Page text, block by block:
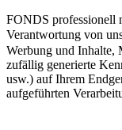
FONDS professionell
Verantwortung von
Werbung und Inhalte,
zufällig generierte
usw.) auf Ihrem
aufgeführten